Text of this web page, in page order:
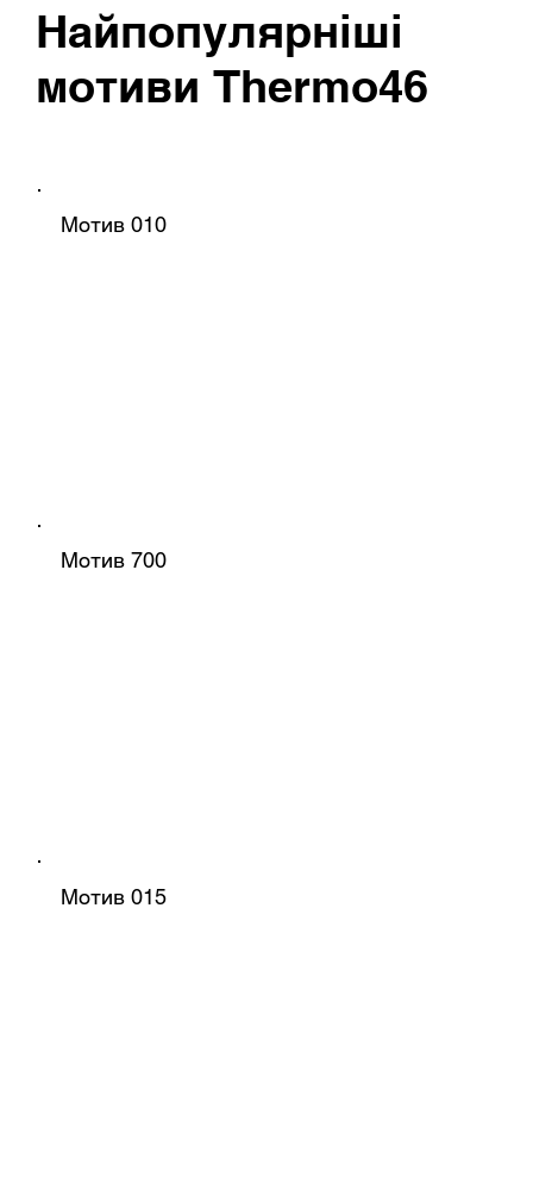
Найпопулярніші
мотиви Thermo46
Мотив 010
Мотив 700
Мотив 015